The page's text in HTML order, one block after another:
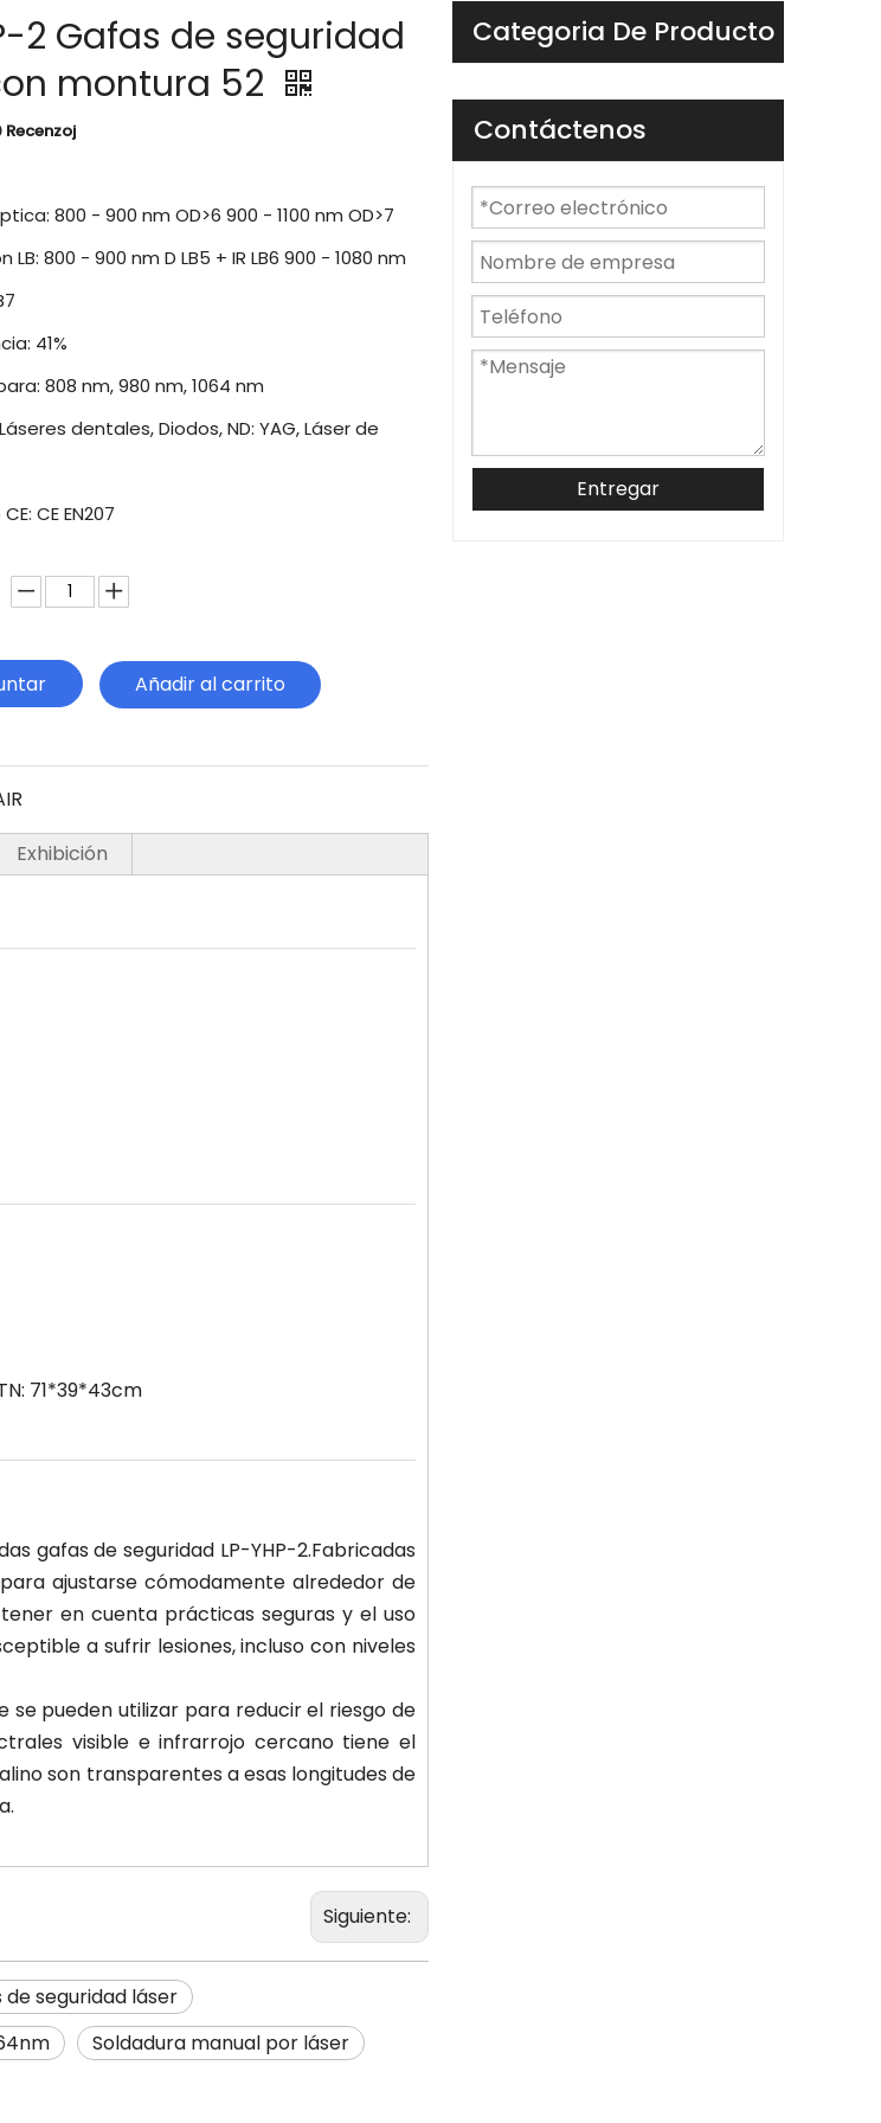
2 Gafas de seguridad
montura 52
Recenzoj
800 - 900 nm OD>6 900 - 1100 nm OD>7
LB: 800 - 900 nm D LB5 + IR LB6 900 - 1080 nm
41%
808 nm, 980 nm, 1064 nm
dentales, Diodos, ND: YAG, Láser de
CE EN207
Añadir al carrito
Exhibición
71*39*43cm
gafas de seguridad LP-YHP-2.Fabricadas
ajustarse cómodamente alrededor de
en cuenta prácticas seguras y el uso
a sufrir lesiones, incluso con niveles
se pueden utilizar para reducir el riesgo de
visible e infrarrojo cercano tiene el
son transparentes a esas longitudes de
Siguiente:
de seguridad láser
Soldadura manual por láser
Categoria De Producto
Contáctenos
Entregar